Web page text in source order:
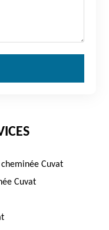
Cuvat
Cuvat